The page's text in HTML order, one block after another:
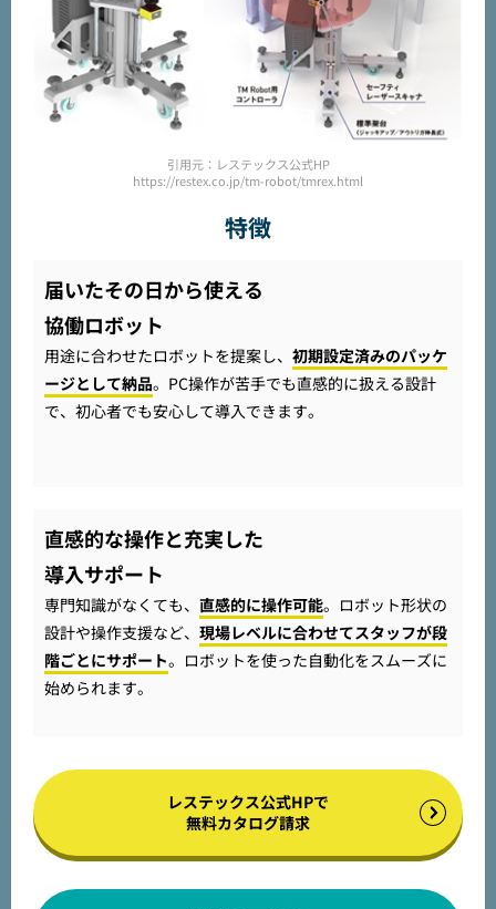
引用元：レステックス公式HP
https://restex.co.jp/tm-robot/tmrex.html
特徴
届いたその日から使える
協働ロボット
用途に合わせたロボットを提案し、 初期設定済みのパッケ
ージとして納品。PC操作が苦手でも直感的に扱える設計
で、初心者でも安心して導入できます。
直感的な操作と充実した
導入サポート
専門知識がなくても、 直感的に操作可能。ロボット形状の
設計や操作支援など、 現場レベルに合わせてスタッフが段
階ごとにサポート。ロボットを使った自動化をスムーズに
始められます。
レステックス公式HPで
無料カタログ請求